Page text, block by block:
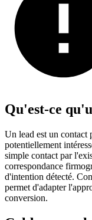
Qu'est-ce
Un lead est un contact
potentiellement
simple contact par
correspondance
d'intention détecté.
permet d'adapter
conversion.